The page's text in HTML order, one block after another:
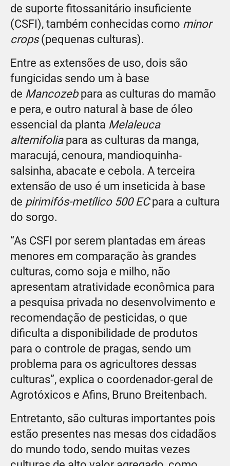
de suporte fitossanitário insuficiente
(CSFI), também conhecidas como minor
crops(pequenas culturas).
Entre as extensões de uso, dois são
fungicidas sendo um à base
de Mancozebpara as culturas do mamão
e pera, e outro natural à base de óleo
essencial da planta Melaleuca
alternifoliapara as culturas da manga,
maracujá, cenoura, mandioquinha-
salsinha, abacate e cebola. A terceira
extensão de uso é um inseticida à base
de pirimifós-metílico 500 ECpara a cultura
do sorgo.
“As CSFI por serem plantadas em áreas
menores em comparação às grandes
culturas, como soja e milho, não
apresentam atratividade econômica para
a pesquisa privada no desenvolvimento e
recomendação de pesticidas, o que
dificulta a disponibilidade de produtos
para o controle de pragas, sendo um
problema para os agricultores dessas
culturas”, explica o coordenador-geral de
Agrotóxicos e Afins, Bruno Breitenbach.
Entretanto, são culturas importantes pois
estão presentes nas mesas dos cidadãos
do mundo todo, sendo muitas vezes